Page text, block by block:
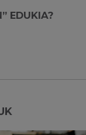
EDUKIA?